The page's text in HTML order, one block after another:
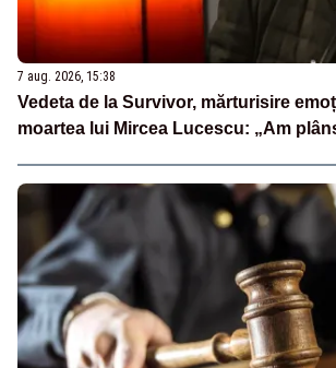
7 aug. 2026, 15:38
Vedeta de la Survivor, mărturisire
moartea lui Mircea Lucescu: „Am